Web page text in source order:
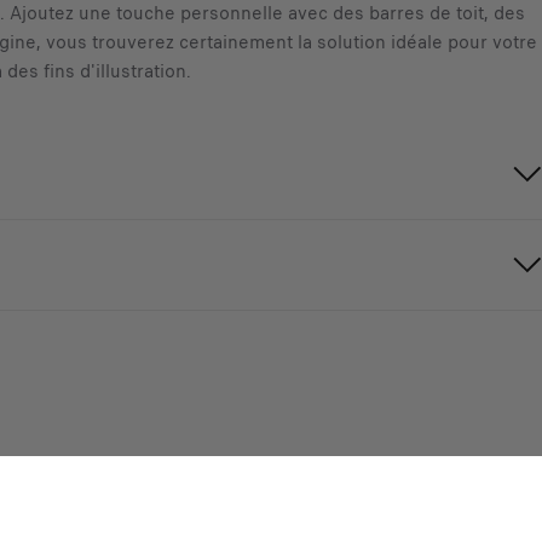
une touche personnelle avec des barres de toit, des
vous trouverez certainement la solution idéale pour votre
des fins d'illustration.